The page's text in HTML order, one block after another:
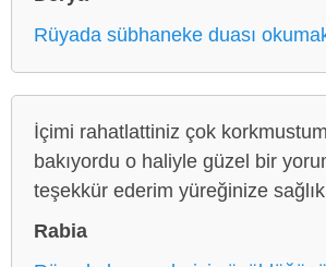
Rüyada sübhaneke duası
İçimi rahatlattiniz çok
bakıyordu o haliyle güzel bir
teşekkür ederim yüreğinize
Rabia